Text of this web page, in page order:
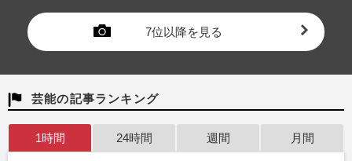
7位以降を見る
芸能の記事ランキング
1時間 24時間 週間 月間